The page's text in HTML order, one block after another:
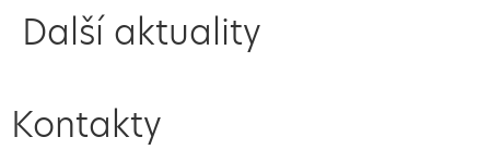
Další aktuality
Kontakty